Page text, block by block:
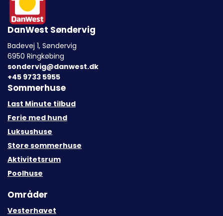
DanWest Søndervig
Badevej 1, Søndervig
6950 Ringkøbing
sondervig@danwest.dk
+45 9733 5955
Sommerhuse
Last Minute tilbud
Ferie med hund
Luksushuse
Store sommerhuse
Aktivitetsrum
Poolhuse
Områder
Vesterhavet